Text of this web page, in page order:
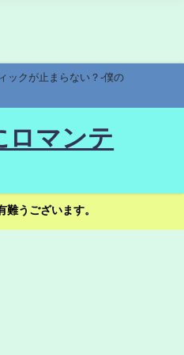
ックが止まらない？-僕の
ロマンテ
うございます。